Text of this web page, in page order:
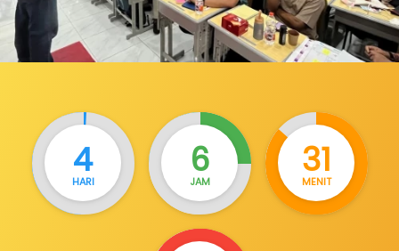
4
HARI 6
JAM 31
MENIT